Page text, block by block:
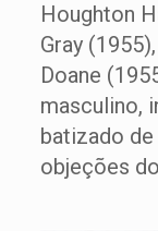
Houghton
Gray
Doane
masculino,
batizado
objeções